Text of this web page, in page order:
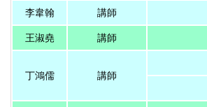
李韋翰 講師
王淑堯 講師
丁鴻儒 講師